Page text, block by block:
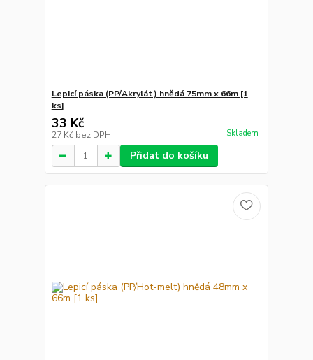
Lepicí páska (PP/Akrylát) hnědá 75mm x 66m [1
ks]
33 Kč
27 Kč bez DPH Skladem
Přidat do košíku